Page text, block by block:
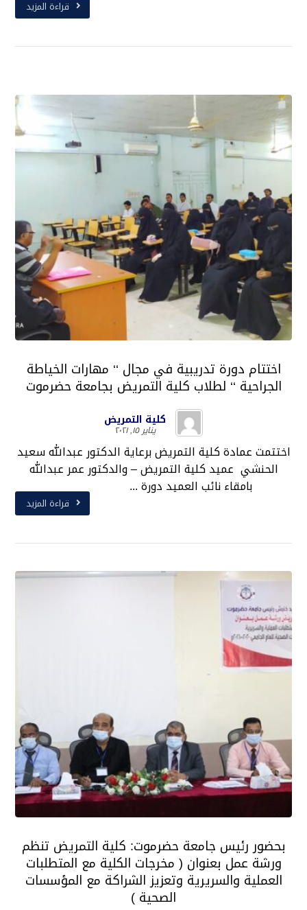
قراءة المزيد
اختتام دورة تدريبية في مجال ‘‘ مهارات الخياطة
الجراحية ‘‘ لطلاب كلية التمريض بجامعة حضرموت
كلية التمريض
يناير ١٥, ٢٠٢١
اختتمت عمادة كلية التمريض برعاية الدكتور عبدالله سعيد
الحنشي عميد كلية التمريض – والدكتور عمر عبدالله
بامقاء نائب العميد دورة ...
قراءة المزيد
بحضور رئيس جامعة حضرموت: كلية التمريض تنظم
ورشة عمل بعنوان ( مخرجات الكلية مع المتطلبات
العملية والسريرية وتعزيز الشراكة مع المؤسسات
الصحية )